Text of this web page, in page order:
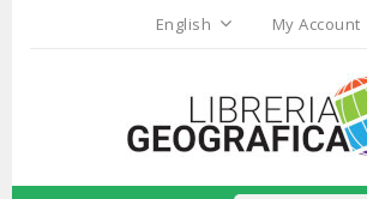
English My Account